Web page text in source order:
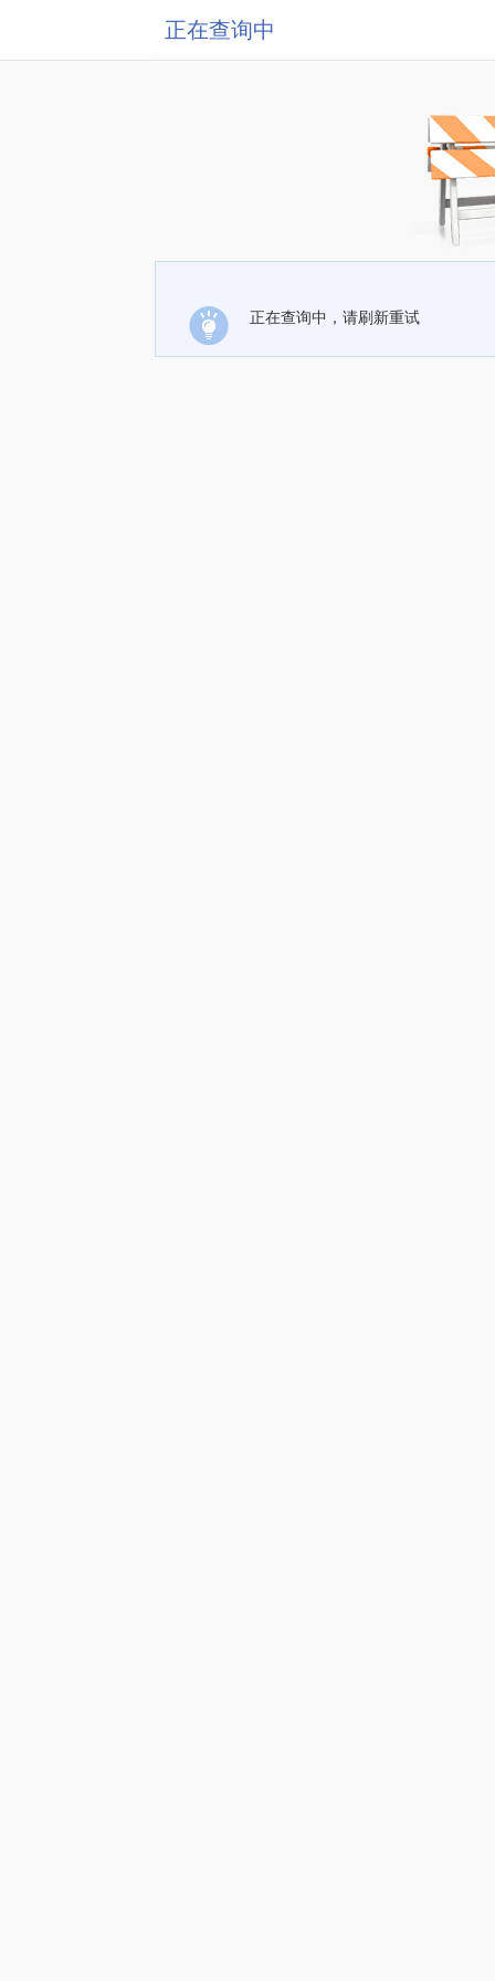
正在查询中
正在查询中，请刷新重试